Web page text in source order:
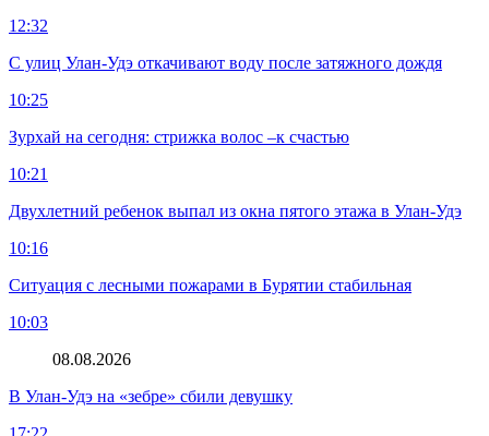
12:32
С улиц Улан-Удэ откачивают воду после затяжного дождя
10:25
Зурхай на сегодня: стрижка волос –к счастью
10:21
Двухлетний ребенок выпал из окна пятого этажа в Улан-Удэ
10:16
Ситуация с лесными пожарами в Бурятии стабильная
10:03
08.08.2026
В Улан-Удэ на «зебре» сбили девушку